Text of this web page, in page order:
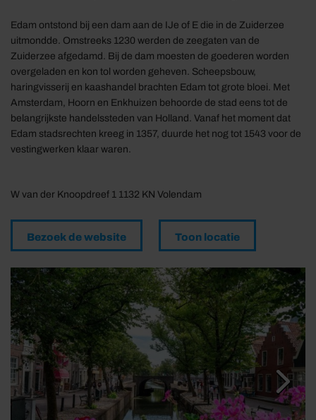
Edam ontstond bij een dam aan de IJe of E die in de Zuiderzee
uitmondde. Omstreeks 1230 werden de zeegaten van de
Zuiderzee afgedamd. Bij de dam moesten de goederen worden
overgeladen en kon tol worden geheven. Scheepsbouw,
haringvisserij en kaashandel brachten Edam tot grote bloei. Met
Amsterdam, Hoorn en Enkhuizen behoorde de stad eens tot de
belangrijkste handelssteden van Holland. Vanaf het moment dat
Edam stadsrechten kreeg in 1357, duurde het nog tot 1543 voor de
vestingwerken klaar waren.
W van der Knoopdreef 1 1132 KN Volendam
Bezoek de website Toon locatie